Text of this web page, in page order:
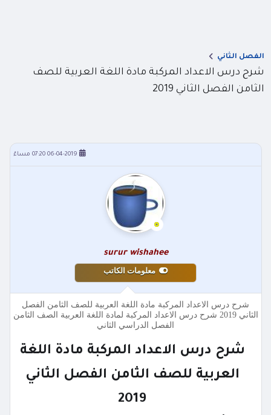
الفصل الثاني
شرح درس الاعداد المركبة مادة اللغة العربية للصف
الثامن الفصل الثاني 2019
06-04-2019 07:20 مساءً
surur wishahee
معلومات الكاتب
شرح درس الاعداد المركبة مادة اللغة العربية للصف الثامن الفصل
الثاني 2019 شرح درس الاعداد المركبة لمادة اللغة العربية الصف الثامن
الفصل الدراسي الثاني
شرح درس الاعداد المركبة مادة اللغة
العربية للصف الثامن الفصل الثاني
2019